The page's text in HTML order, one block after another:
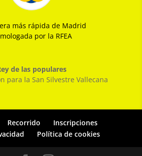
más rápida de Madrid
por la RFEA
de las populares
para la San Silvestre Vallecana
Recorrido
Inscripciones
Política de cookies